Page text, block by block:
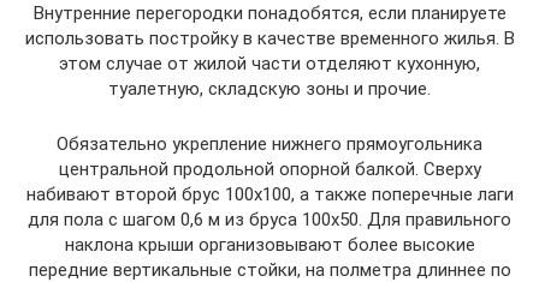
Внутренние перегородки понадобятся, если планируете
использовать постройку в качестве временного жилья. В
этом случае от жилой части отделяют кухонную,
туалетную, складскую зоны и прочие.
Обязательно укрепление нижнего прямоугольника
центральной продольной опорной балкой. Сверху
набивают второй брус 100х100, а также поперечные лаги
для пола с шагом 0,6 м из бруса 100х50. Для правильного
наклона крыши организовывают более высокие
передние вертикальные стойки, на полметра длиннее по